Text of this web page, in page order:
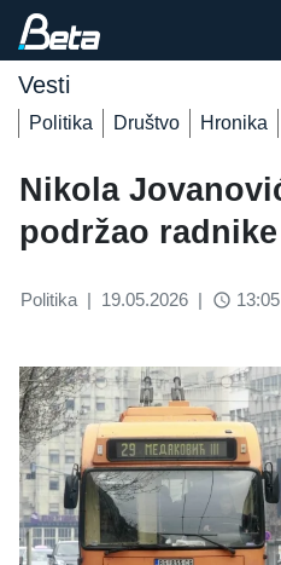
Vesti
Politika Društvo Hronika
Nikola
podržao
Politika | 19.05.2026 | access_time 13:05